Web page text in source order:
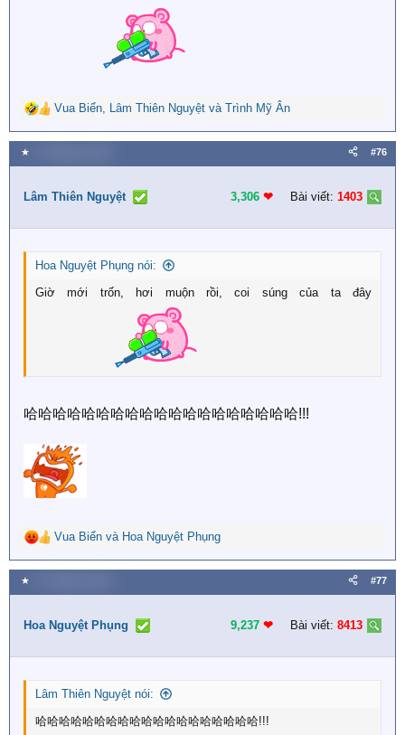
R
e
a
c
i
n
Vua Biển, Lâm Thiên Nguyệt và Trình Mỹ Ân
★ #76
Lâm Thiên Nguyệt 3,306 ❤︎ Bài viết: 1403
Hoa Nguyệt Phụng nói:
Giờ mới trốn, hơi muộn rồi, coi súng của ta đây
哈哈哈哈哈哈哈哈哈哈哈哈哈哈哈哈哈哈哈!!!
R
e
a
c
i
n
Vua Biển và Hoa Nguyệt Phụng
★ #77
Hoa Nguyệt Phụng 9,237 ❤︎ Bài viết: 8413
Lâm Thiên Nguyệt nói:
哈哈哈哈哈哈哈哈哈哈哈哈哈哈哈哈哈哈哈!!!